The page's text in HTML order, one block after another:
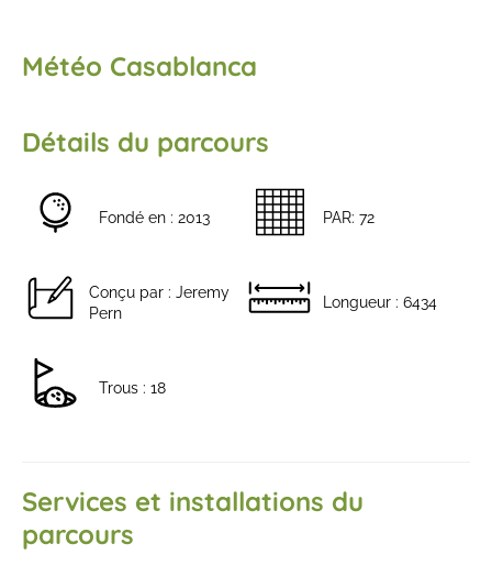
Météo Casablanca
Détails du parcours
Fondé en : 2013 PAR: 72
Conçu par : Jeremy
Pern
Longueur : 6434
Trous : 18
Services et installations du
parcours